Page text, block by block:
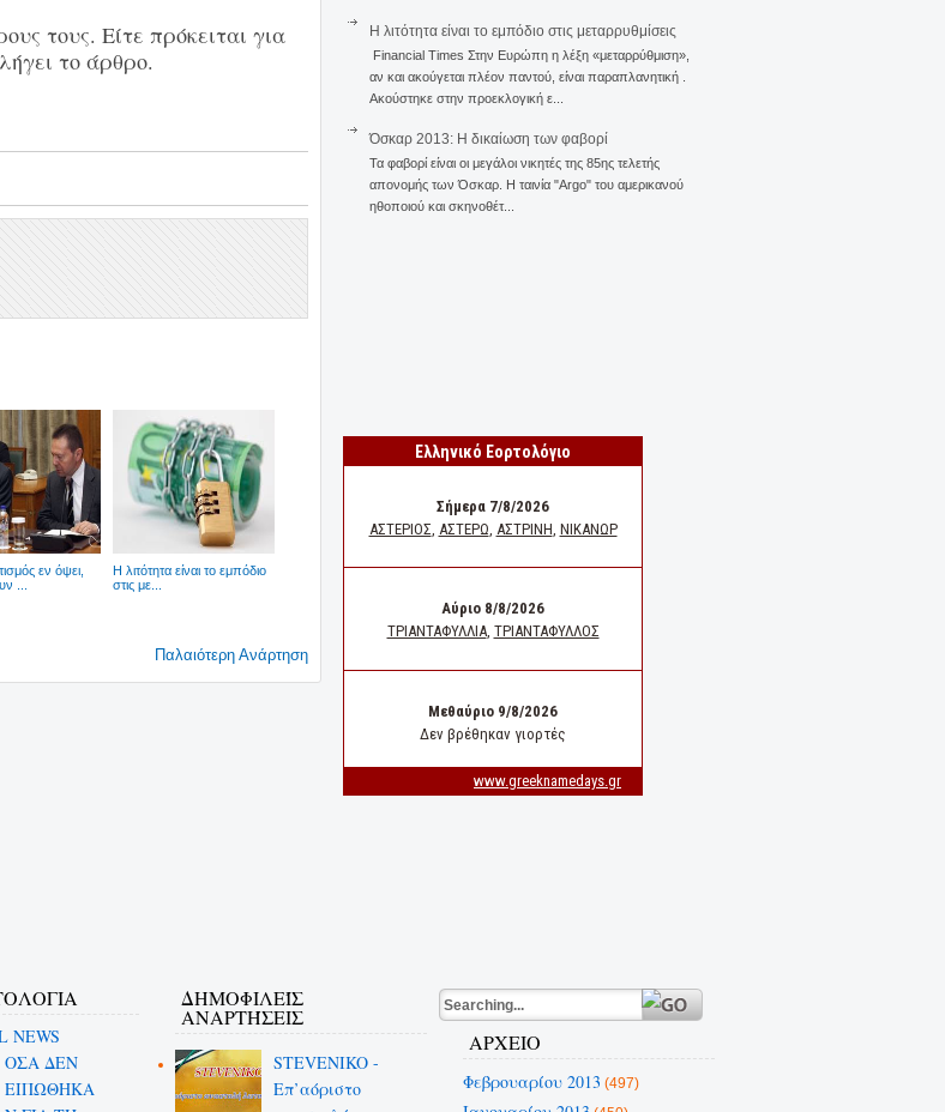
τους. Είτε πρόκειται για
το άρθρο.
εν όψει,
...
Η λιτότητα είναι το εμπόδιο
στις με...
Παλαιότερη Ανάρτηση
Η λιτότητα είναι το εμπόδιο στις μεταρρυθμίσεις
Financial Times Στην Ευρώπη η λέξη «μεταρρύθμιση»,
αν και ακούγεται πλέον παντού, είναι παραπλανητική .
Ακούστηκε στην προεκλογική ε...
Όσκαρ 2013: Η δικαίωση των φαβορί
Τα φαβορί είναι οι μεγάλοι νικητές της 85ης τελετής
απονομής των Όσκαρ. Η ταινία "Αrgo" του αμερικανού
ηθοποιού και σκηνοθέτ...
NEWS
ΟΣΑ ΔΕN
ΕΙΠΩΘΗΚΑ
ΔΗΜΟΦΙΛΕΊΣ
ΑΝΑΡΤΉΣΕΙΣ
STEVENIKO -
Επ’αόριστο
ΑΡΧΕΙΟ
Φεβρουαρίου 2013 (497)